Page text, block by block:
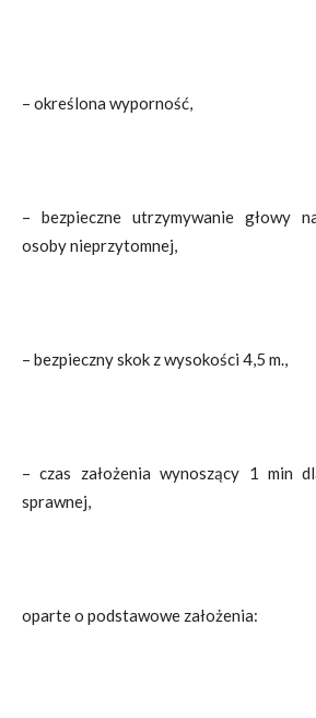
– określona wyporność,
– bezpieczne utrzymywanie głowy
osoby nieprzytomnej,
– bezpieczny skok z wysokości 4,5 m.,
– czas założenia wynoszący 1 min
sprawnej,
oparte o podstawowe założenia: